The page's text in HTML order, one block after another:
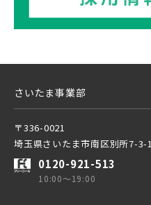
物件
JR成田線 [我孫子～成
JR中央線
さいたま事業部
〒336-0021
埼玉県さいたま市南区別所7-3-1
0120-921-513
10:00～19:00